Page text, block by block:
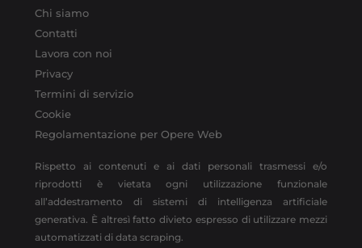
Chi siamo
Contatti
Lavora con noi
Privacy
Termini di servizio
Cookie
Regolamentazione per Opere Web
Rispetto ai contenuti e ai dati personali trasmessi e/o
riprodotti è vietata ogni utilizzazione funzionale
all’addestramento di sistemi di intelligenza artificiale
generativa. È altresì fatto divieto espresso di utilizzare mezzi
automatizzati di data scraping.